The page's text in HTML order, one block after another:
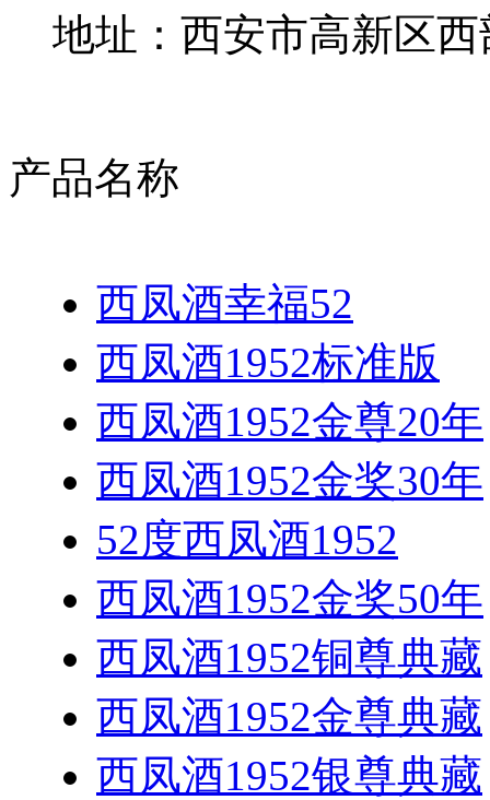
地址：西安市高新区西
产品名称
西凤酒幸福52
西凤酒1952标准版
西凤酒1952金尊20年
西凤酒1952金奖30年
52度西凤酒1952
西凤酒1952金奖50年
西凤酒1952铜尊典藏
西凤酒1952金尊典藏
西凤酒1952银尊典藏